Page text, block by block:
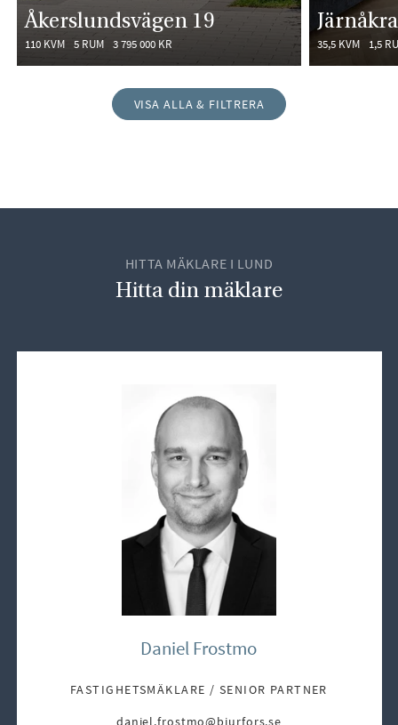
Åkerslundsvägen 19
110 KVM 5 RUM 3 795 000 KR 35,5 KVM 1,5
VISA ALLA & FILTRERA
HITTA MÄKLARE I LUND
Hitta din mäklare
Daniel Frostmo
FASTIGHETSMÄKLARE / SENIOR PARTNER
daniel.frostmo@bjurfors.se